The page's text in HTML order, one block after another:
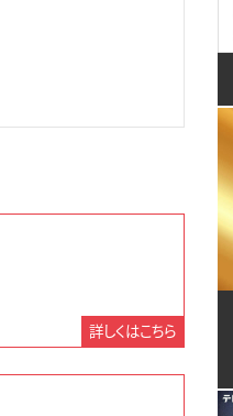
詳しくはこちら